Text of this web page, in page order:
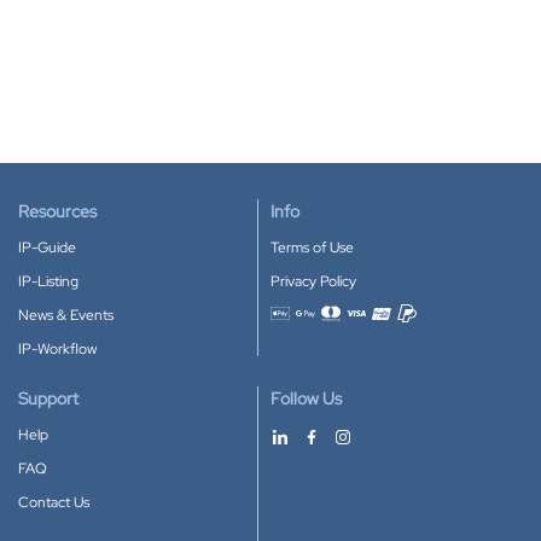
Resources
IP-Guide
IP-Listing
News & Events
IP-Workflow
Info
Terms of Use
Privacy Policy
Accepted payment methods
Support
Help
FAQ
Contact Us
Follow Us